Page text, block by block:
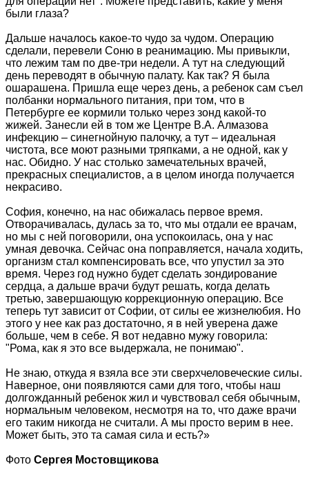
были глаза?
Дальше началось какое-то чудо за чудом. Операцию
сделали, перевели Соню в реанимацию. Мы привыкли,
что лежим там по две-три недели. А тут на следующий
день переводят в обычную палату. Как так? Я была
ошарашена. Пришла еще через день, а ребенок сам съел
полбанки нормального питания, при том, что в
Петербурге ее кормили только через зонд какой-то
жижей. Занесли ей в том же Центре В.А. Алмазова
инфекцию – синегнойную палочку, а тут – идеальная
чистота, все моют разными тряпками, а не одной, как у
нас. Обидно. У нас столько замечательных врачей,
прекрасных специалистов, а в целом иногда получается
некрасиво.
София, конечно, на нас обижалась первое время.
Отворачивалась, дулась за то, что мы отдали ее врачам,
но мы с ней поговорили, она успокоилась, она у нас
умная девочка. Сейчас она поправляется, начала ходить,
организм стал компенсировать все, что упустил за это
время. Через год нужно будет сделать зондирование
сердца, а дальше врачи будут решать, когда делать
третью, завершающую коррекционную операцию. Все
теперь тут зависит от Софии, от силы ее жизнелюбия. Но
этого у нее как раз достаточно, я в ней уверена даже
больше, чем в себе. Я вот недавно мужу говорила:
"Рома, как я это все выдержала, не понимаю".
Не знаю, откуда я взяла все эти сверхчеловеческие силы.
Наверное, они появляются сами для того, чтобы наш
долгожданный ребенок жил и чувствовал себя обычным,
нормальным человеком, несмотря на то, что даже врачи
его таким никогда не считали. А мы просто верим в нее.
Может быть, это та самая сила и есть?»
Фото Сергея Мостовщикова